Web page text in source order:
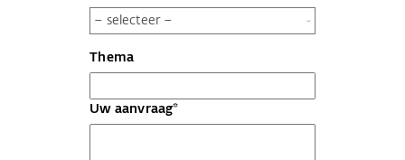
Thema
Uw aanvraag*